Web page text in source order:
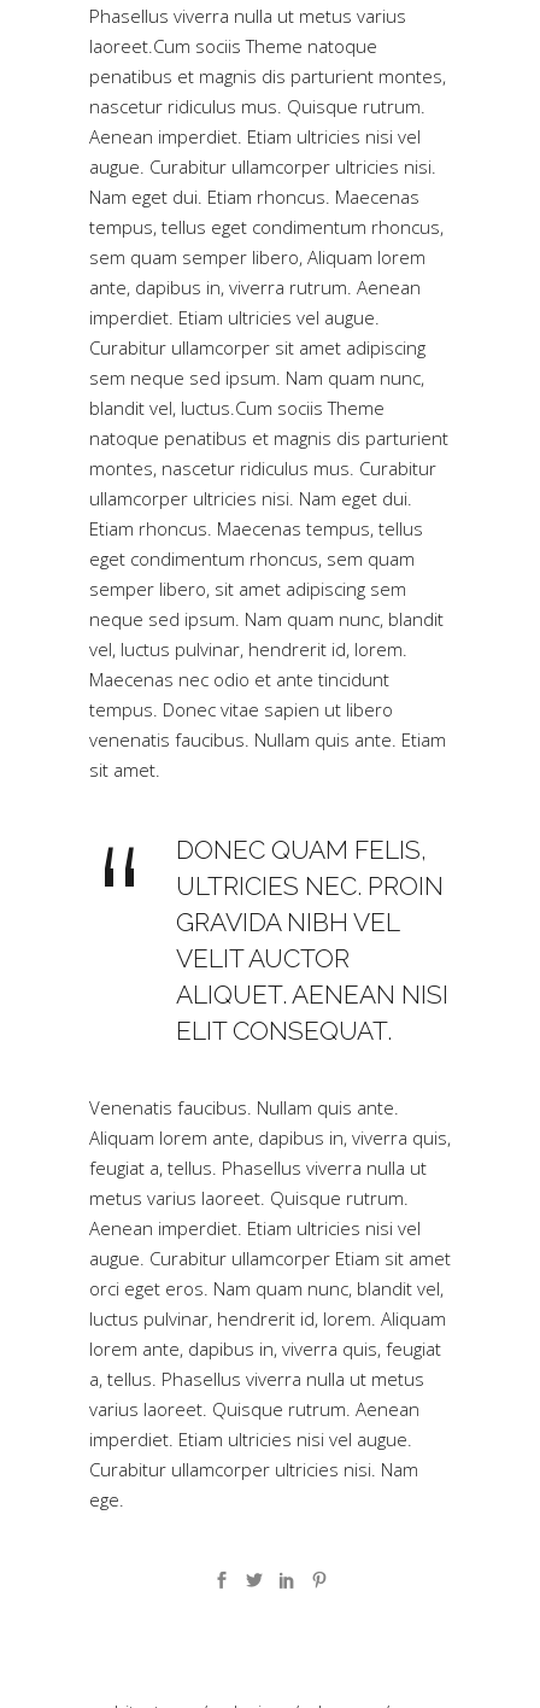
Phasellus viverra nulla ut metus varius
laoreet.Cum sociis Theme natoque
penatibus et magnis dis parturient montes,
nascetur ridiculus mus. Quisque rutrum.
Aenean imperdiet. Etiam ultricies nisi vel
augue. Curabitur ullamcorper ultricies nisi.
Nam eget dui. Etiam rhoncus. Maecenas
tempus, tellus eget condimentum rhoncus,
sem quam semper libero, Aliquam lorem
ante, dapibus in, viverra rutrum. Aenean
imperdiet. Etiam ultricies vel augue.
Curabitur ullamcorper sit amet adipiscing
sem neque sed ipsum. Nam quam nunc,
blandit vel, luctus.Cum sociis Theme
natoque penatibus et magnis dis parturient
montes, nascetur ridiculus mus. Curabitur
ullamcorper ultricies nisi. Nam eget dui.
Etiam rhoncus. Maecenas tempus, tellus
eget condimentum rhoncus, sem quam
semper libero, sit amet adipiscing sem
neque sed ipsum. Nam quam nunc, blandit
vel, luctus pulvinar, hendrerit id, lorem.
Maecenas nec odio et ante tincidunt
tempus. Donec vitae sapien ut libero
venenatis faucibus. Nullam quis ante. Etiam
sit amet.
DONEC QUAM FELIS,
ULTRICIES NEC. PROIN
GRAVIDA NIBH VEL
VELIT AUCTOR
ALIQUET. AENEAN NISI
ELIT CONSEQUAT.
Venenatis faucibus. Nullam quis ante.
Aliquam lorem ante, dapibus in, viverra quis,
feugiat a, tellus. Phasellus viverra nulla ut
metus varius laoreet. Quisque rutrum.
Aenean imperdiet. Etiam ultricies nisi vel
augue. Curabitur ullamcorper Etiam sit amet
orci eget eros. Nam quam nunc, blandit vel,
luctus pulvinar, hendrerit id, lorem. Aliquam
lorem ante, dapibus in, viverra quis, feugiat
a, tellus. Phasellus viverra nulla ut metus
varius laoreet. Quisque rutrum. Aenean
imperdiet. Etiam ultricies nisi vel augue.
Curabitur ullamcorper ultricies nisi. Nam
ege.